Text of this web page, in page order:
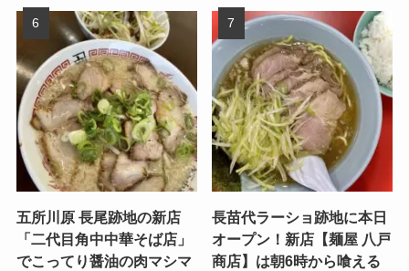
五所川原 長尾跡地の新店
「二代目角中中華そば店」
でこってり醤油の肉マシマ
長苗代ラーショ跡地に本日
オープン！新店【麺屋 八戸
商店】は朝6時から喰える